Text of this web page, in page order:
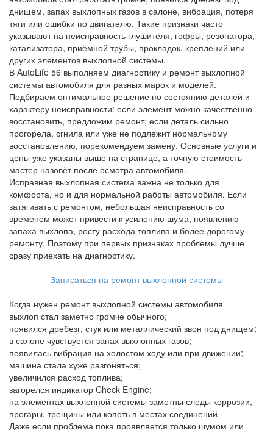
днищем, запах выхлопных газов в салоне, вибрация, потеря
тяги или ошибки по двигателю. Такие признаки часто
указывают на неисправность глушителя, гофры, резонатора,
катализатора, приёмной трубы, прокладок, креплений или
других элементов выхлопной системы.
В AutoLife 56 выполняем диагностику и ремонт выхлопной
системы автомобиля для разных марок и моделей.
Подбираем оптимальное решение по состоянию деталей и
характеру неисправности: если элемент можно качественно
восстановить, предложим ремонт; если деталь сильно
прогорела, сгнила или уже не подлежит нормальному
восстановлению, порекомендуем замену. Основные услуги и
цены уже указаны выше на странице, а точную стоимость
мастер назовёт после осмотра автомобиля.
Исправная выхлопная система важна не только для
комфорта, но и для нормальной работы автомобиля. Если
затягивать с ремонтом, небольшая неисправность со
временем может привести к усилению шума, появлению
запаха выхлопа, росту расхода топлива и более дорогому
ремонту. Поэтому при первых признаках проблемы лучше
сразу приехать на диагностику.
Записаться на ремонт выхлопной системы
Когда нужен ремонт выхлопной системы автомобиля
выхлоп стал заметно громче обычного;
появился дребезг, стук или металлический звон под днищем;
в салоне чувствуется запах выхлопных газов;
появилась вибрация на холостом ходу или при движении;
машина стала хуже разгоняться;
увеличился расход топлива;
загорелся индикатор Check Engine;
на элементах выхлопной системы заметны следы коррозии,
прогары, трещины или копоть в местах соединений.
Даже если проблема пока проявляется только шумом или